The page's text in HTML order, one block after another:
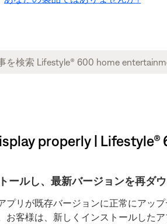
properly |
ールし、最新バージョンを再ダ
プリが既存バージョンに正常にアッ
お客様は、新しくインストールした